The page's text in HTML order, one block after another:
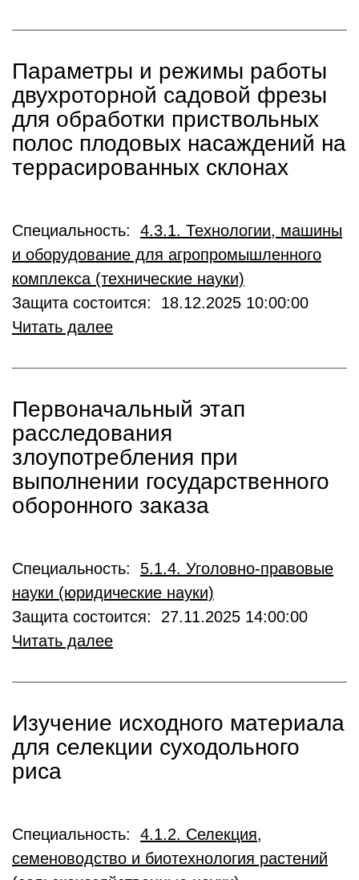
Параметры и режимы работы
двухроторной садовой фрезы
для обработки приствольных
полос плодовых насаждений на
террасированных склонах
Специальность: 4.3.1. Технологии, машины
и оборудование для агропромышленного
комплекса (технические науки)
Защита состоится: 18.12.2025 10:00:00
Читать далее
Первоначальный этап
расследования
злоупотребления при
выполнении государственного
оборонного заказа
Специальность: 5.1.4. Уголовно-правовые
науки (юридические науки)
Защита состоится: 27.11.2025 14:00:00
Читать далее
Изучение исходного материала
для селекции суходольного
риса
Специальность: 4.1.2. Селекция,
семеноводство и биотехнология растений